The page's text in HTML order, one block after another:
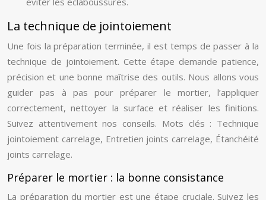
La technique de jointoiement
Une fois la préparation terminée, il est temps de passer à la
technique de jointoiement. Cette étape demande patience,
précision et une bonne maîtrise des outils. Nous allons vous
guider pas à pas pour préparer le mortier, l’appliquer
correctement, nettoyer la surface et réaliser les finitions.
Suivez attentivement nos conseils. Mots clés : Technique
jointoiement carrelage, Entretien joints carrelage, Étanchéité
joints carrelage.
Préparer le mortier : la bonne consistance
La préparation du mortier est une étape cruciale. Suivez les